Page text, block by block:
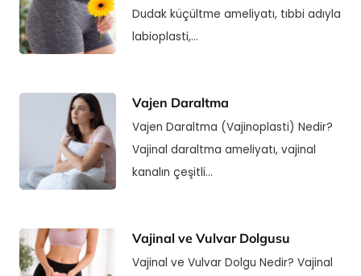
Dudak küçültme ameliyatı, tıbbi adıyla
labioplasti,…
Vajen Daraltma
Vajen Daraltma (Vajinoplasti) Nedir?
Vajinal daraltma ameliyatı, vajinal
kanalın çeşitli…
Vajinal ve Vulvar Dolgusu
Vajinal ve Vulvar Dolgu Nedir? Vajinal